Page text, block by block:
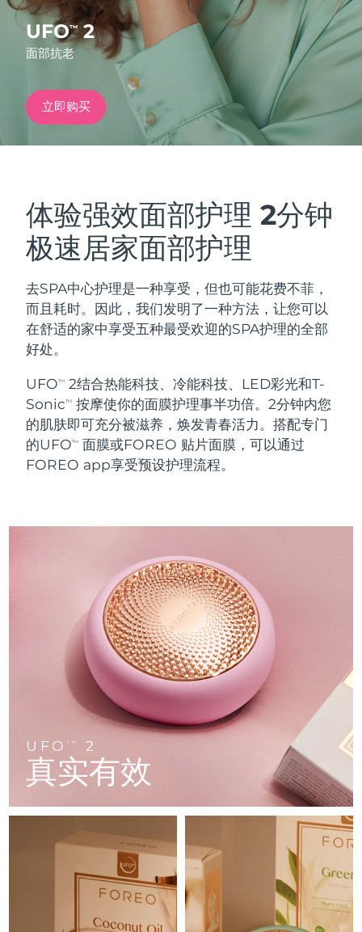
UFO™2
面部抗老
立即购买
体验强效面部护理2分钟
极速居家面部护理
去SPA中心护理是一种享受，但也可能花费不菲，
而且耗时。因此，我们发明了一种方法，让您可以
在舒适的家中享受五种最受欢迎的SPA护理的全部
好处。
UFOTM
2结合热能科技、冷能科技、LED彩光和T-
SonicTM
按摩使你的面膜护理事半功倍。2分钟内您
的肌肤即可充分被滋养，焕发青春活力。搭配专门
的UFOTM
面膜或FOREO 贴片面膜，可以通过
FOREO app享受预设护理流程。
UFO TM 2
真实有效
特别优惠 畅销产品
红光疗法
LUNA™ 4 套装
Anti-aging massage
LUNA™ 4 Plus
Massage, LED heating
LUNA™ 4 Men
For young skin, T-zone
LUNA™ 4 go
For travel or gym bag
LUNA™ 护肤
Premium cleansers & balm
LUNA™ 设备
All facial cleansing devices
BEAR™ 2 套装
Microcurrent toning
BEAR™ 2 go
Microcurrent toning on-the-go
BEAR™ 2 eyes & lips
Premium anti-aging skincare
BEAR™ 设备
All premium facelift devices
UFO™ 3 套装
Deep facial hydration
UFO™ 3 LED
UFO™ 3 mini
Red light therapy device for young skin
UFO™ 3 go
Portable red light therapy
面膜
UFO™ 设备
issa™ 4
Hybrid silicone sonic toothbrush
issa™ 4 smile
Hybrid silicone sonic toothbrush
issa™ 4 baby
For ages 0-3
issa™ Teeth Whitening Set
Dual LED + sonic device & 18% PAP gel
ISSA™ 设备
FAQ™ 抗老护理
Clinical anti-aging
FAQ™ 102
Advanced clinical anti-aging
FAQ™ 103
Luxurious clinical anti-aging set
FAQ™ P1 Primer
Manuka honey primer
FAQ™护肤品
All FAQ™ skincare
NEW
LED mask
FAQ™ 202
LED mask
FAQ™ 211
Anti-aging neck & décolleté LED mask
FAQ™ 221
Anti-aging LED hand mask
FAQ™护肤品
All FAQ™ skincare
FAQ™ 301
LED hair strengthening scalp massager
FAQ™ Scalp Serum
FAQ™护肤品
FAQ™产品
All hair treatments
肌肤年轻化
NEW
FAQ™ 501
Full-Spectrum Red Light Therapy
FAQ™ 502
Full-Spectrum Red Light Therapy
FAQ™ Red Light Serum
FAQ™ skincare
All FAQ™ skincare
专业治疗
PEACH™ 2 Pro Max
Professional IPL hair removal device
身体护理
BEAR™ 2 body
Microcurrent body toning
法国 预计送达日期 8/12/26
德国 预计送达日期 8/12/26
加拿大 预计送达日期
奥地利 预计送达日期 8/12/26
巴林 预计送达日期
比利时 预计送达日期 8/12/26
百慕大 预计送达日期8/18/26
波斯尼亚和黑塞哥维那
文莱 预计送达日期 8/17/26
保加利亚 预计送达日期8/12/26
加拿大
预计送达日期
预计送达日期
预计送达日期
预计送达日期 8/12/26
预计送达日期8/12/26
爱沙尼亚 预计送达日期8/12/26
芬兰 预计送达日期8/12/26
预计送达日期 8/12/26
法属波利尼西亚 预计送达日期 8/16/26
预计送达日期8/12/26